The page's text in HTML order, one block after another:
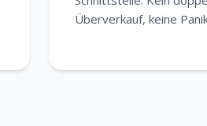
Überverkauf, keine